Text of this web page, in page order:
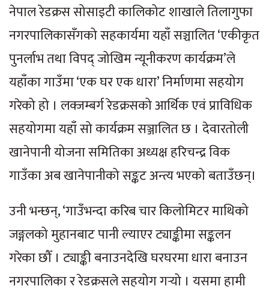
नेपाल रेडक्रस सोसाइटी कालिकोट शाखाले तिलागुफा
नगरपालिकासँगको सहकार्यमा यहाँ सञ्चालित ‘एकीकृत
पुनर्लाभ तथा विपद् जोखिम न्यूनीकरण कार्यक्रम’ले
यहाँका गाउँमा ‘एक घर एक धारा’ निर्माणमा सहयोग
गरेको हो । लक्जम्बर्ग रेडक्रसको आर्थिक एवं प्राविधिक
सहयोगमा यहाँ सो कार्यक्रम सञ्जालित छ । देवारतोली
खानेपानी योजना समितिका अध्यक्ष हरिचन्द्र विक
गाउँका अब खानेपानीको सङ्कट अन्त्य भएको बताउँछन्।
उनी भन्छन्, ‘गाउँभन्दा करिब चार किलोमिटर माथिको
जङ्गलको मुहानबाट पानी ल्याएर ट्याङ्कीमा सङ्कलन
गरेका छौँ । ट्याङ्की बनाउनदेखि घरघरमा धारा बनाउन
नगरपालिका र रेडक्रसले सहयोग गर्‍यो । यसमा हामी